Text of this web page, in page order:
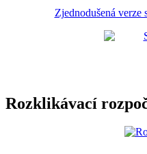
Zjednodušená verze
Rozklikávací